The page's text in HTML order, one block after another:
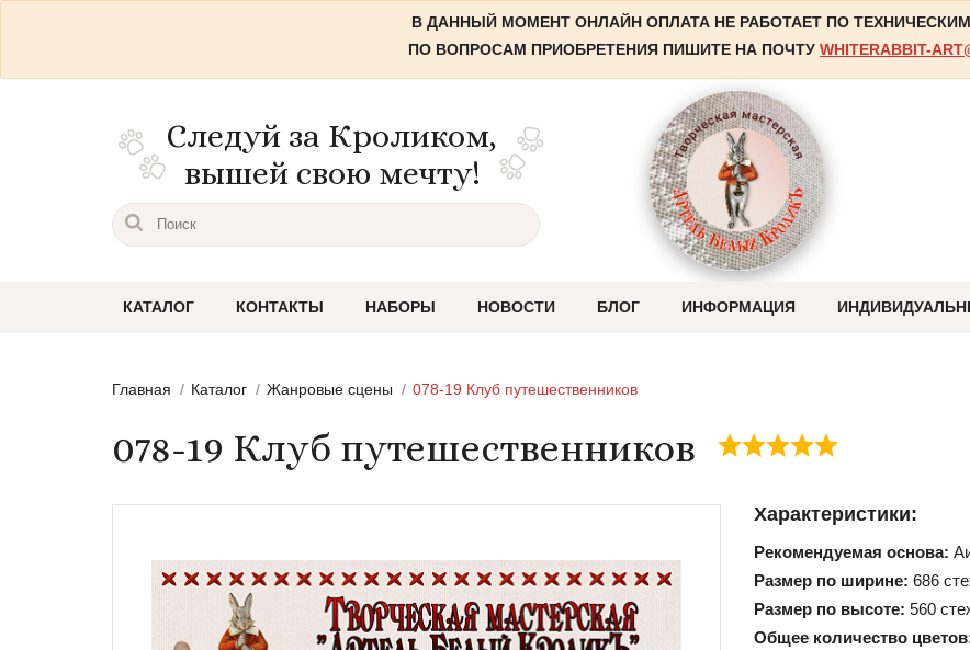
В ДАННЫЙ МОМЕНТ ОНЛАЙН ОПЛАТА НЕ РАБОТАЕТ ПО
ПО ВОПРОСАМ ПРИОБРЕТЕНИЯ ПИШИТЕ НА ПОЧТУ WHITERABBIT-
Следуй за Кроликом,
вышей свою мечту!
КАТАЛОГ
Городские пейзажи
Цветы и растения
Модерн, символизм,
импрессионизм,
гобелены, карты
КОНТАКТЫ НАБОРЫ НОВОСТИ БЛОГ ИНФОРМАЦИЯ
Система скидок
Главная Каталог Жанровые сцены 078-19 Клуб путешественников
078-19 Клуб путешественников
Характеристики:
Рекомендуемая основа:
Размер по ширине: 686
Размер по высоте: 560
Общее количество